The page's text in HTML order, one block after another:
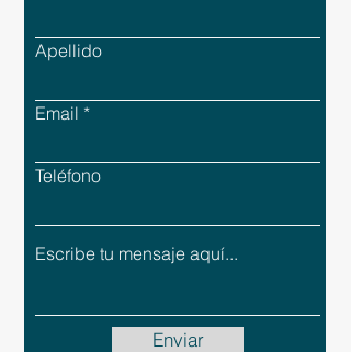
Apellido
Email
Teléfono
Enviar